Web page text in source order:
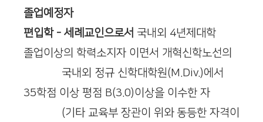
졸업예정자
편입학 - 세례교인으로서 국내외 4년제대학
졸업이상의 학력소지자 이면서 개혁신학노선의
국내외 정규 신학대학원(M.Div.)에서
35학점 이상 평점 B(3.0)이상을 이수한 자
(기타 교육부 장관이 위와 동등한 자격이